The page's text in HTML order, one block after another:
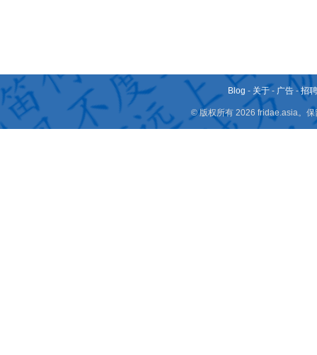
Blog - 关于 - 广告 -招
© 版权所有 2026 fridae.asia。